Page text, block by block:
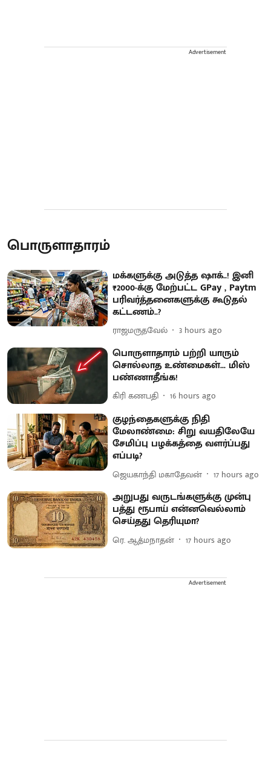
Advertisement
பொருளாதாரம்
மக்களுக்கு அடுத்த ஷாக்..! இனி
₹2000-க்கு மேற்பட்ட GPay , Paytm
பரிவர்த்தனைகளுக்கு கூடுதல்
கட்டணம்..?
ராஜமருதவேல் 3 hours ago
பொருளாதாரம் பற்றி யாரும்
சொல்லாத உண்மைகள்... மிஸ்
பண்ணாதீங்க!
கிரி கணபதி 16 hours ago
குழந்தைகளுக்கு நிதி
மேலாண்மை: சிறு வயதிலேயே
சேமிப்பு பழக்கத்தை வளர்ப்பது
எப்படி?
ஜெயகாந்தி மகாதேவன் 17 hours ago
அறுபது வருடங்களுக்கு முன்பு
பத்து ரூபாய் என்னவெல்லாம்
செய்தது தெரியுமா?
ரெ. ஆத்மநாதன் 17 hours ago
Advertisement